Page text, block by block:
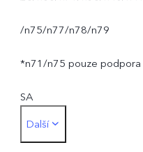
/n75/n77/n78/n79
*n71/n75 pouze podpora
SA
*Funkce živé sítě závisí na
Další